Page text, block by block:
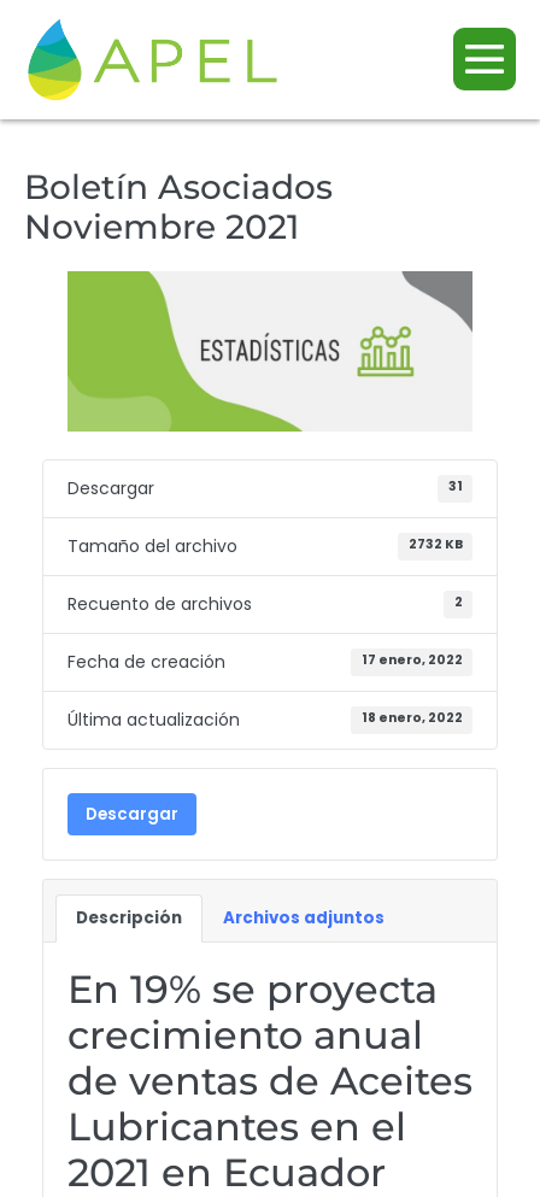
Boletín Asociados
Noviembre 2021
Descargar 31
Tamaño del archivo 2732 KB
Recuento de archivos 2
Fecha de creación 17 enero, 2022
Última actualización 18 enero, 2022
Descargar
Descripción Archivos adjuntos
En 19% se proyecta
crecimiento anual
de ventas de Aceites
Lubricantes en el
2021 en Ecuador